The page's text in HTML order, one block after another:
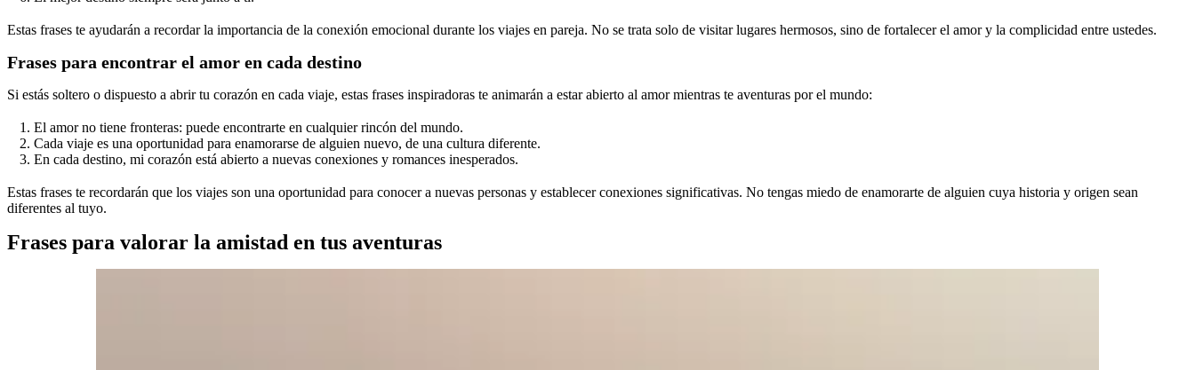
Estas frases te ayudarán a recordar la importancia de la conexión emocional durante los viajes en pareja. No se trata solo de visitar lugares hermosos, sino de fortalecer el amor y la complicidad entre ustedes.
Frases para encontrar el amor en cada destino
Si estás soltero o dispuesto a abrir tu corazón en cada viaje, estas frases inspiradoras te animarán a estar abierto al amor mientras te aventuras por el mundo:
El amor no tiene fronteras: puede encontrarte en cualquier rincón del mundo.
Cada viaje es una oportunidad para enamorarse de alguien nuevo, de una cultura diferente.
En cada destino, mi corazón está abierto a nuevas conexiones y romances inesperados.
Estas frases te recordarán que los viajes son una oportunidad para conocer a nuevas personas y establecer conexiones significativas. No tengas miedo de enamorarte de alguien cuya historia y origen sean
diferentes al tuyo.
Frases para valorar la amistad en tus aventuras